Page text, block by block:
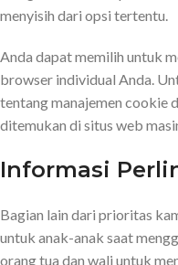
menyisih dari opsi tertentu.
Anda dapat memilih untuk
browser individual Anda.
tentang manajemen cookie
ditemukan di situs web
Informasi
Bagian lain dari prioritas
untuk anak-anak saat
orang tua dan wali untuk